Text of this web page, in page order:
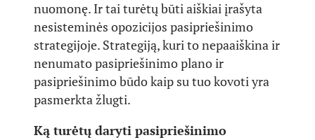
nuomonę. Ir tai turėtų būti aiškiai įrašyta
nesisteminės opozicijos pasipriešinimo
strategijoje. Strategiją, kuri to nepaaiškina ir
nenumato pasipriešinimo plano ir
pasipriešinimo būdo kaip su tuo kovoti yra
pasmerkta žlugti.
Ką turėtų daryti pasipriešinimo